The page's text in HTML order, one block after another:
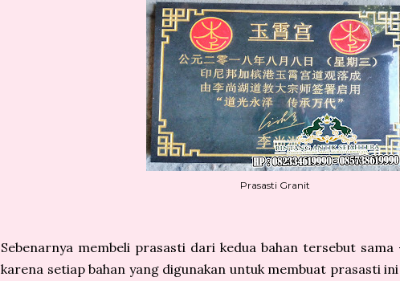
Prasasti Granit
Sebenarnya membeli prasasti dari kedua bahan tersebut
karena setiap bahan yang digunakan untuk membuat prasasti